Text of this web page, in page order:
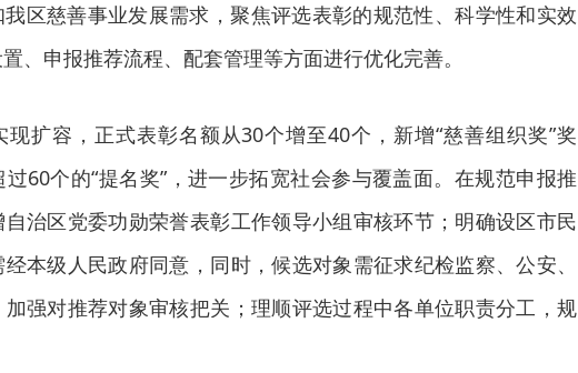
区慈善事业发展需求，聚焦评选表彰的规范性、科学性和实效
、申报推荐流程、配套管理等方面进行优化完善。
现扩容，正式表彰名额从30个增至40个，新增“慈善组织奖”奖
60个的“提名奖”，进一步拓宽社会参与覆盖面。在规范申报推
治区党委功勋荣誉表彰工作领导小组审核环节；明确设区市民
本级人民政府同意，同时，候选对象需征求纪检监察、公安、
强对推荐对象审核把关；理顺评选过程中各单位职责分工，规